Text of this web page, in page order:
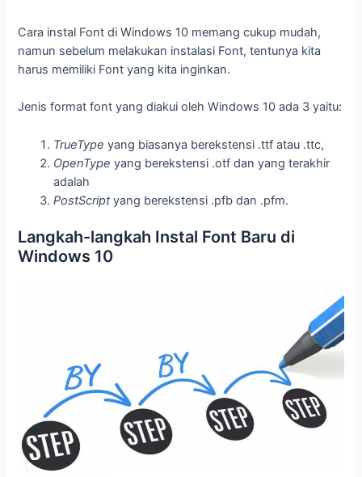
Cara instal Font di Windows 10 memang cukup mudah,
namun sebelum melakukan instalasi Font, tentunya kita
harus memiliki Font yang kita inginkan.
Jenis format font yang diakui oleh Windows 10 ada 3 yaitu:
TrueType yang biasanya berekstensi .ttf atau .ttc,
OpenType yang berekstensi .otf dan yang terakhir
adalah
PostScriptyang berekstensi .pfb dan .pfm.
Langkah-langkah Instal Font Baru di
Windows 10